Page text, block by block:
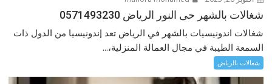
شغالات بالشهر حى النور الرياض 0571493230
شغالات اندونيسيات بالشهر في الرياض تعد إندونيسيا من الدول ذات
السمعة الطيبة في مجال العمالة المنزلية،...
شغالات بالرياض